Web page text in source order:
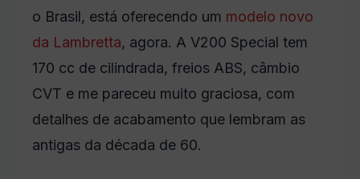
o Brasil, está oferecendo um modelo novo
da Lambretta, agora. A V200 Special tem
170 cc de cilindrada, freios ABS, câmbio
CVT e me pareceu muito graciosa, com
detalhes de acabamento que lembram as
antigas da década de 60.